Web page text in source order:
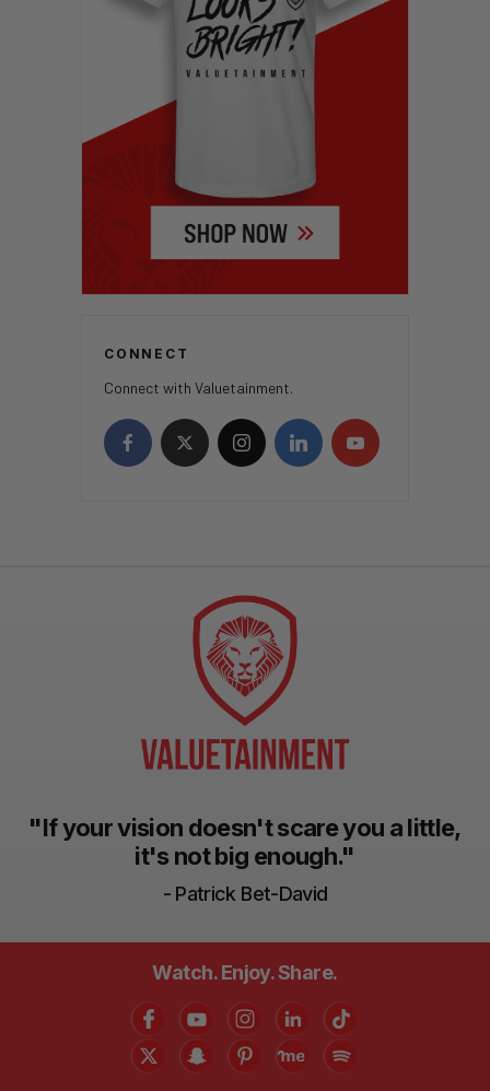
CONNECT
Connect with Valuetainment.
"If your vision doesn't scare you a little,
it's not big enough."
- Patrick Bet-David
Watch. Enjoy. Share.